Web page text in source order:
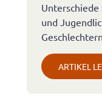
und
ARTIKEL